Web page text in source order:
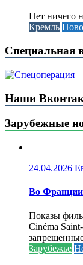
Нет ничего
Кремль
Специальная
Наши
Зарубежные
24.04.2026
Во Франции
Показы
Cinéma
Зарубежье